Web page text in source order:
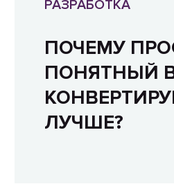
РАЗРАБОТКА
ПОЧЕМУ
ПОНЯТНЫЙ
ЛУЧШЕ?